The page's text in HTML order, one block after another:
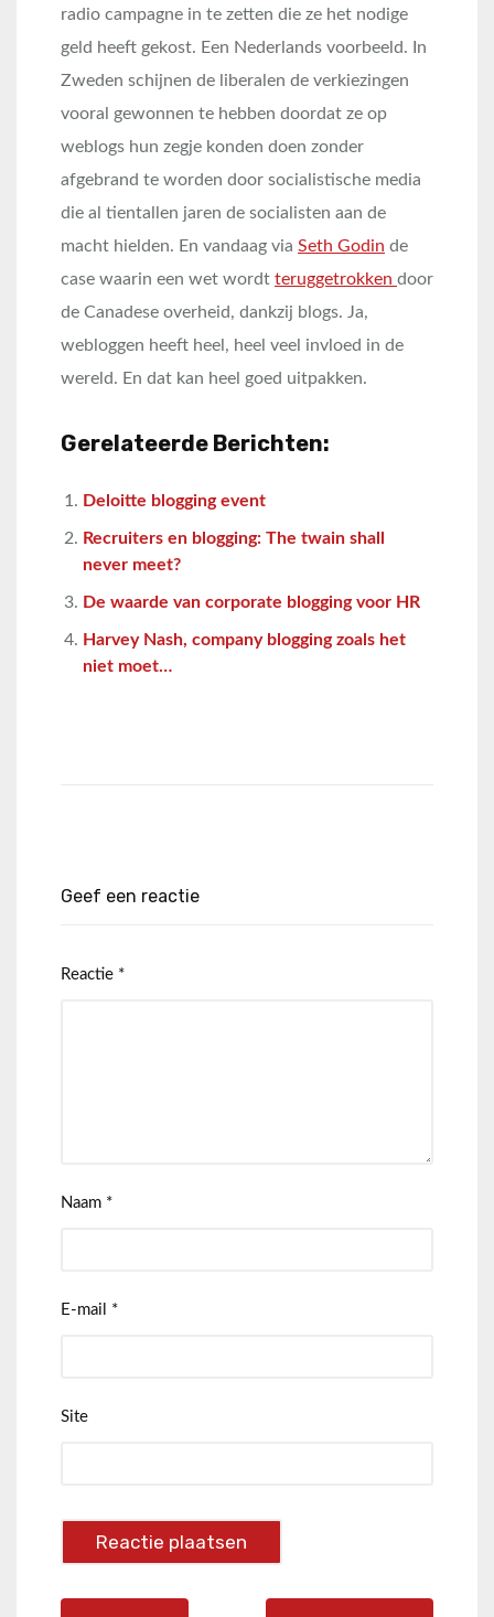
radio campagne in te zetten die ze het nodige
geld heeft gekost. Een Nederlands voorbeeld. In
Zweden schijnen de liberalen de verkiezingen
vooral gewonnen te hebben doordat ze op
weblogs hun zegje konden doen zonder
afgebrand te worden door socialistische media
die al tientallen jaren de socialisten aan de
macht hielden. En vandaag via Seth Godin de
case waarin een wet wordt teruggetrokken door
de Canadese overheid, dankzij blogs. Ja,
webloggen heeft heel, heel veel invloed in de
wereld. En dat kan heel goed uitpakken.
Gerelateerde Berichten:
Deloitte blogging event
Recruiters en blogging: The twain shall
never meet?
De waarde van corporate blogging voor HR
Harvey Nash, company blogging zoals het
niet moet…
Geef een reactie
Reactie *
Naam *
E-mail *
Site